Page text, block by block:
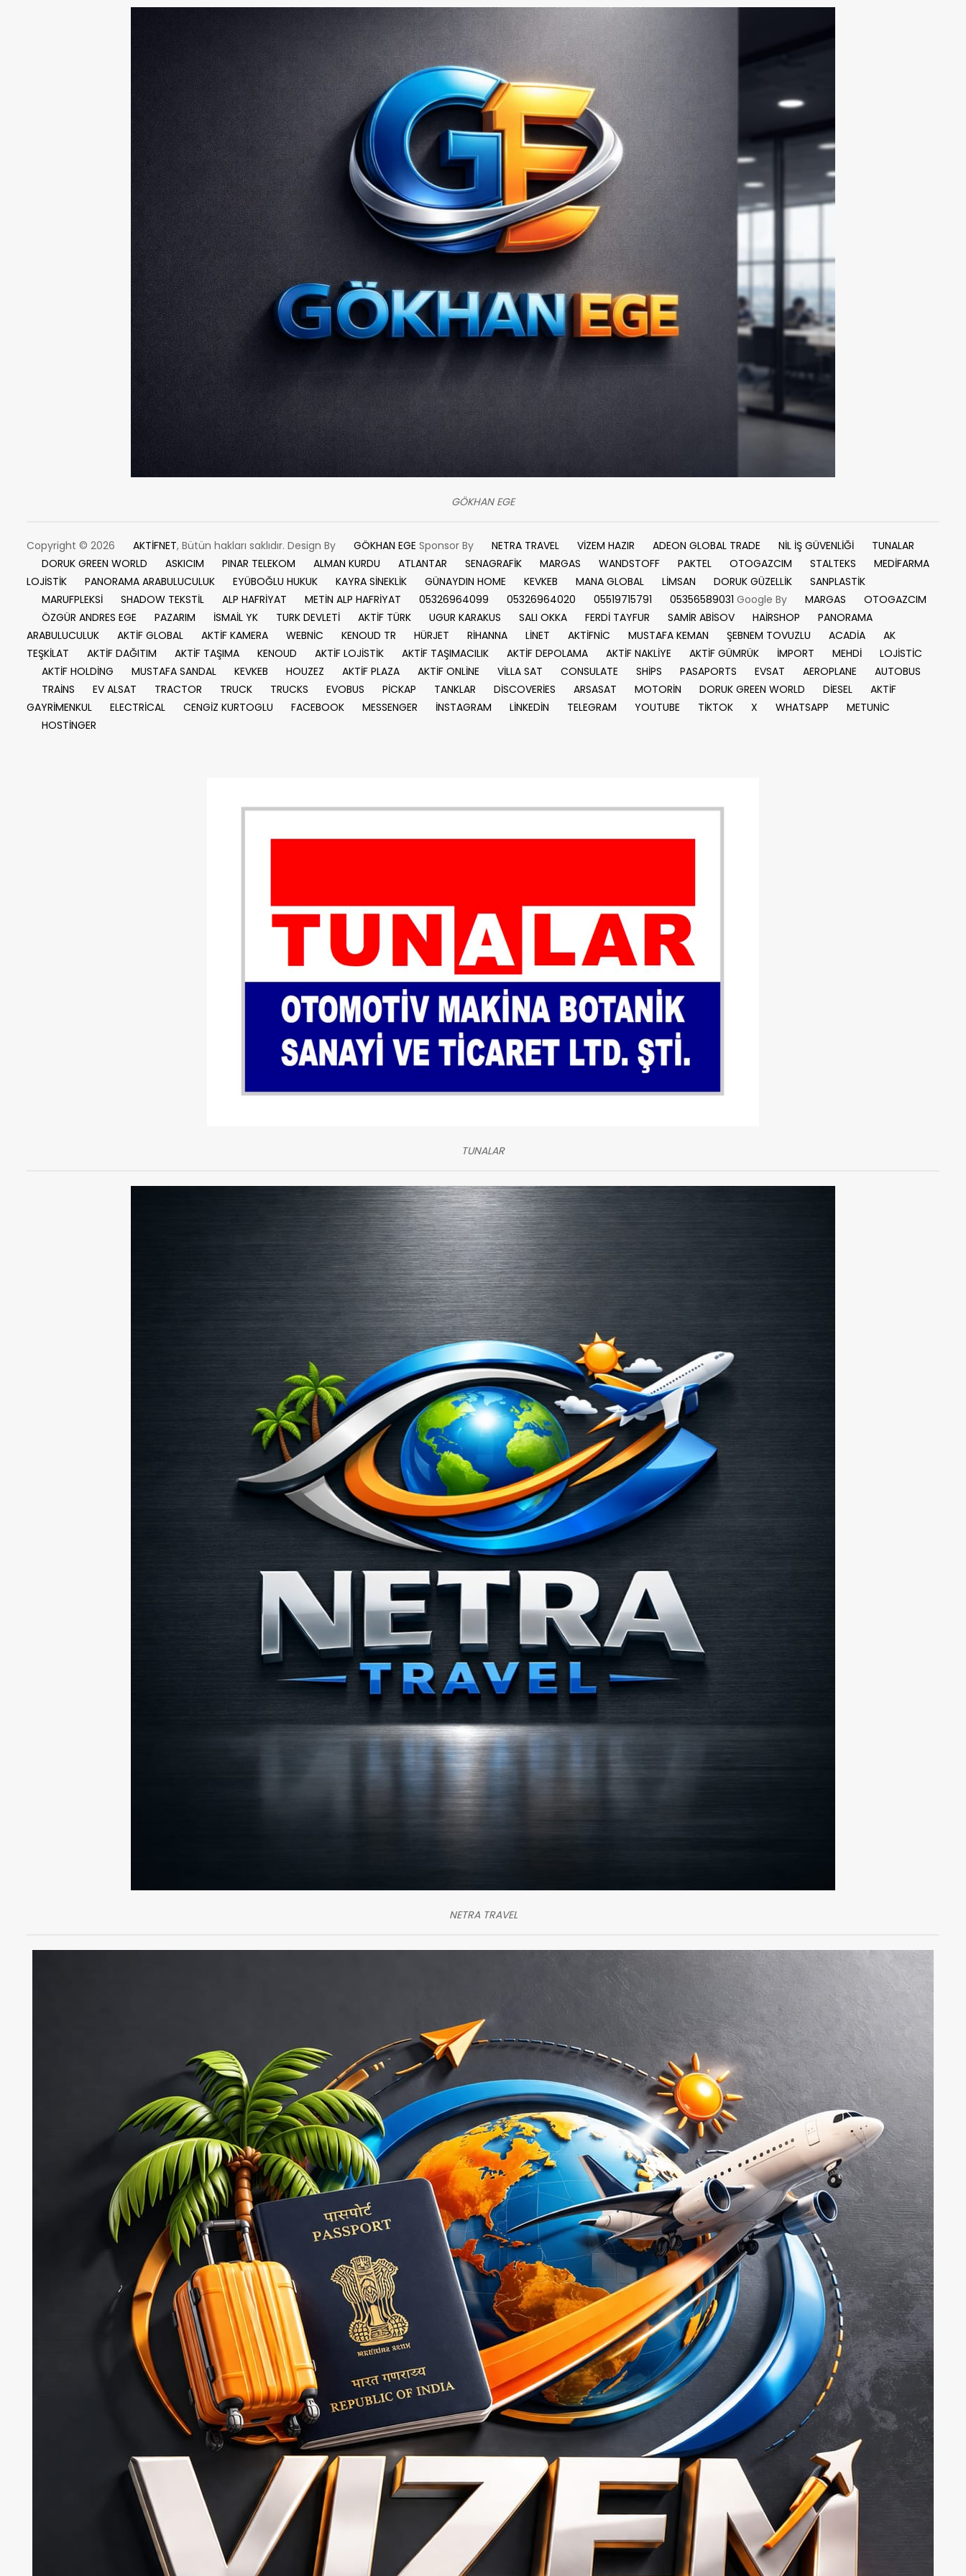
GÖKHAN EGE
Copyright © 2026 AKTİFNET, Bütün hakları saklıdır. Design By GÖKHAN EGE Sponsor By NETRA TRAVEL VİZEM HAZIR ADEON GLOBAL TRADE NİL İŞ GÜVENLİĞİ
TUNALAR
DORUK GREEN WORLD
ASKICIM PINAR TELEKOM ALMAN KURDU ATLANTAR SENAGRAFİK MARGAS WANDSTOFF PAKTEL OTOGAZCIM STALTEKS
MEDİFARMA
LOJİSTİK
PANORAMA ARABULUCULUK EYÜBOĞLU HUKUK KAYRA SİNEKLİK GÜNAYDIN HOME KEVKEB MANA GLOBAL LİMSAN DORUK GÜZELLİK
SANPLASTİK
MARUFPLEKSİ
SHADOW TEKSTİL ALP HAFRİYAT METİN ALP HAFRİYAT 05326964099 05326964020 05519715791 05356589031 Google By MARGAS
OTOGAZCIM
ÖZGÜR ANDRES EGE
PAZARIM İSMAİL YK TURK DEVLETİ AKTİF TÜRK UGUR KARAKUS SALI OKKA FERDİ TAYFUR SAMİR ABİSOV HAİRSHOP
PANORAMA
ARABULUCULUK
AKTİF GLOBAL AKTİF KAMERA WEBNİC KENOUD TR HÜRJET RİHANNA LİNET AKTİFNİC MUSTAFA KEMAN ŞEBNEM TOVUZLU ACADİA
AK
TEŞKİLAT
AKTİF DAĞITIM AKTİF TAŞIMA KENOUD AKTİF LOJİSTİK AKTİF TAŞIMACILIK AKTİF DEPOLAMA AKTİF NAKLİYE AKTİF GÜMRÜK İMPORT MEHDİ
LOJİSTİC
AKTİF HOLDİNG
MUSTAFA SANDAL KEVKEB HOUZEZ AKTİF PLAZA AKTİF ONLİNE VİLLA SAT CONSULATE SHİPS PASAPORTS EVSAT AEROPLANE
AUTOBUS
TRAİNS
EV ALSAT TRACTOR TRUCK TRUCKS EVOBUS PİCKAP TANKLAR DİSCOVERİES ARSASAT MOTORİN DORUK GREEN WORLD DİESEL
AKTİF
GAYRİMENKUL
ELECTRİCAL CENGİZ KURTOGLU FACEBOOK MESSENGER İNSTAGRAM LİNKEDİN TELEGRAM YOUTUBE TİKTOK X WHATSAPP
METUNİC
HOSTİNGER
TUNALAR
NETRA TRAVEL